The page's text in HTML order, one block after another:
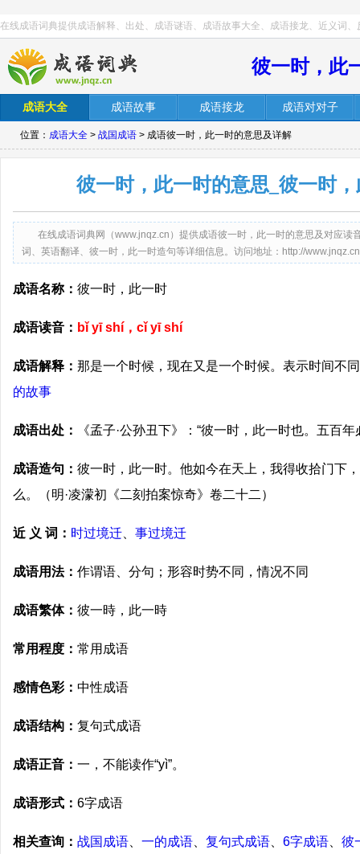
在线成语词典提供成语解释、出处、成语谜语、成语故事大全、成语接龙、近义词、
彼一时，此
成语大全 成语故事 成语接龙 成语对对子
位置： 成语大全 > 战国成语 > 成语彼一时，此一时的意思及详解
彼一时，此一时的意思_彼一时
在线成语词典网（www.jnqz.cn）提供成语彼一时，此一时的意思及对应读
词、英语翻译、彼一时，此一时造句等详细信息。访问地址：http://
成语名称： 彼一时，此一时
成语读音： bǐ yī shí，cǐ yī shí
成语解释： 那是一个时候，现在又是一个时候。表示时间不
的故事
成语出处： 《孟子·公孙丑下》：“彼一时，此一时也。五百
成语造句： 彼一时，此一时。他如今在天上，我得收拾门下
么。（明·凌濛初《二刻拍案惊奇》卷二十二）
近 义 词： 时过境迁 事过境迁
成语用法： 作谓语、分句；形容时势不同，情况不同
成语繁体： 彼一時，此一時
常用程度： 常用成语
感情色彩： 中性成语
成语结构： 复句式成语
成语正音： 一，不能读作“yì”。
成语形式： 6字成语
相关查询： 战国成语 一的成语 复句式成语 6字成语
彼